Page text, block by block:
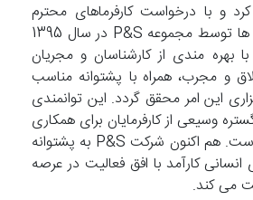
و با درخواست کارفرماهای محترم
مبنی بر اجرای طراحی ها توسط مجموعه P&S در سال 1395
بهره مندی از کارشناسان و مجریان
و مجرب، همراه با پشتوانه مناسب
این امر محقق گردد. این توانمندی
وسیعی از کارفرمایان برای همکاری
با شرکت P&S شده است. هم اکنون شرکت P&S به پشتوانه
انسانی کارآمد با افق فعالیت در عرصه
می کند.